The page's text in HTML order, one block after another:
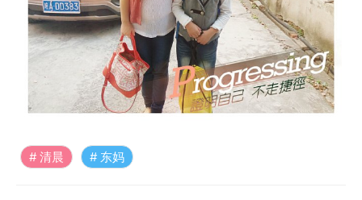
清晨 东妈